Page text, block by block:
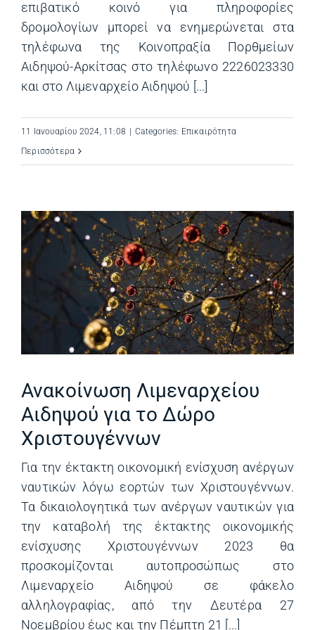
επιβατικό κοινό για πληροφορίες
δρομολογίων μπορεί να ενημερώνεται στα
τηλέφωνα της Κοινοπραξία Πορθμείων
Αιδηψού-Αρκίτσας στο τηλέφωνο 2226023330
και στο Λιμεναρχείο Αιδηψού [...]
11 Ιανουαρίου 2024, 11:08 Categories: Επικαιρότητα
Περισσότερα
Ανακοίνωση Λιμεναρχείου
Αιδηψού για το Δώρο
Χριστουγέννων
Για την έκτακτη οικονομική ενίσχυση ανέργων
ναυτικών λόγω εορτών των Χριστουγέννων.
Τα δικαιολογητικά των ανέργων ναυτικών για
την καταβολή της έκτακτης οικονομικής
ενίσχυσης Χριστουγέννων 2023 θα
προσκομίζονται αυτοπροσώπως στο
Λιμεναρχείο Αιδηψού σε φάκελο
αλληλογραφίας, από την Δευτέρα 27
Νοεμβρίου έως και την Πέμπτη 21 [...]